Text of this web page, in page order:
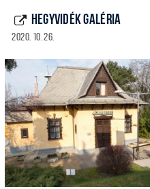
HEGYVIDÉK GALÉRIA
2020. 10. 26.